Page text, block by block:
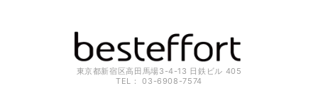
東京都新宿区高田馬場3-4-13 日鉄ビル 405
TEL： 03-6908-7574